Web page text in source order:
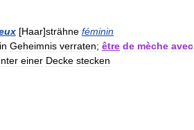
[Haar]strähne féminin
Geheimnis verraten; être de mèche avec
einer Decke stecken